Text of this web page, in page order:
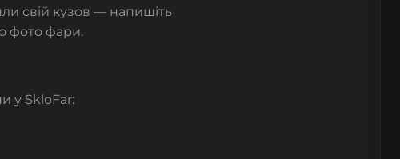
свій кузов — напишіть
фото фари.
у SkloFar: